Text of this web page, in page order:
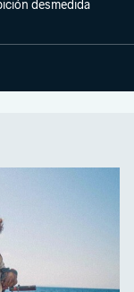
desmedida